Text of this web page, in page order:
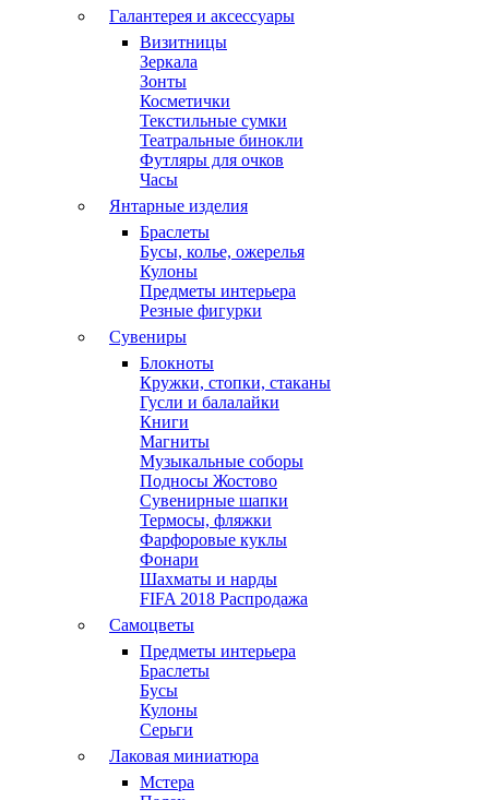
Галантерея и аксессуары
Визитницы
Зеркала
Зонты
Косметички
Текстильные сумки
Театральные бинокли
Футляры для очков
Часы
Янтарные изделия
Браслеты
Бусы, колье, ожерелья
Кулоны
Предметы интерьера
Резные фигурки
Сувениры
Блокноты
Кружки, стопки, стаканы
Гусли и балалайки
Книги
Магниты
Музыкальные соборы
Подносы Жостово
Сувенирные шапки
Термосы, фляжки
Фарфоровые куклы
Фонари
Шахматы и нарды
FIFA 2018 Распродажа
Самоцветы
Предметы интерьера
Браслеты
Бусы
Кулоны
Серьги
Лаковая миниатюра
Мстера